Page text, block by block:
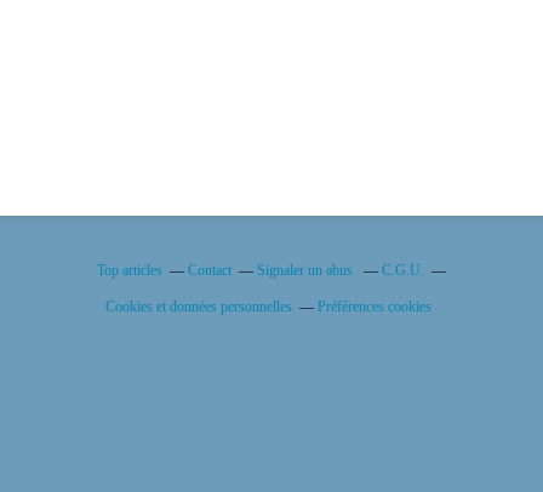
Top articles Contact Signaler un abus C.G.U.
Cookies et données personnelles Préférences cookies